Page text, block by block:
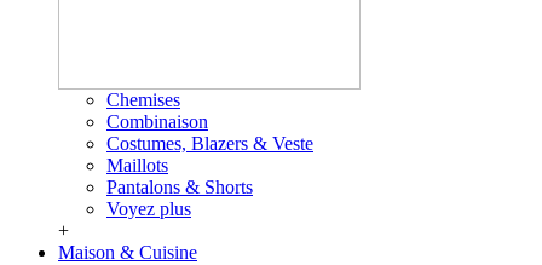
Chemises
Combinaison
Costumes, Blazers & Veste
Maillots
Pantalons & Shorts
Voyez plus
+
Maison & Cuisine